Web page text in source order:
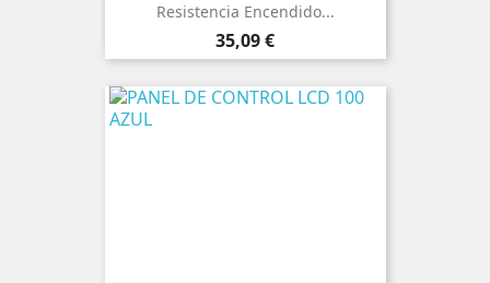
Resistencia Encendido...
Precio
35,09 €